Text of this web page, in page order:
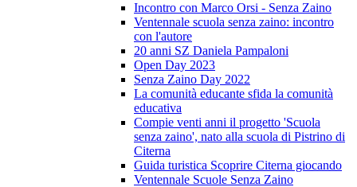
Incontro con Marco Orsi - Senza Zaino
Ventennale scuola senza zaino: incontro
con l'autore
20 anni SZ Daniela Pampaloni
Open Day 2023
Senza Zaino Day 2022
La comunità educante sfida la comunità
educativa
Compie venti anni il progetto 'Scuola
senza zaino', nato alla scuola di Pistrino di
Citerna
Guida turistica Scoprire Citerna giocando
Ventennale Scuole Senza Zaino